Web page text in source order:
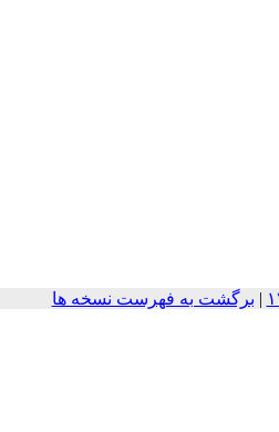
| برگشت به فهرست نسخه ها